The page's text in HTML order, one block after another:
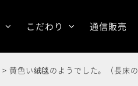
こだわり 通信販売
> 黄色い絨毯のようでした。（長床の大イチョウ）